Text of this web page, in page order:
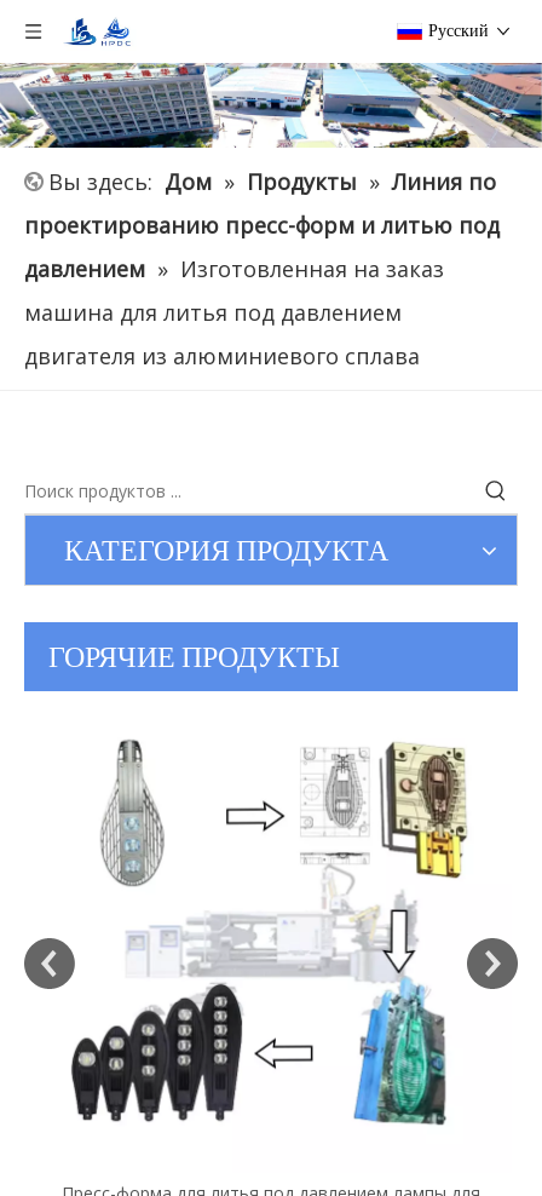
Pусский
Вы здесь: Дом » Продукты » Линия по
проектированию пресс-форм и литью под
давлением » Изготовленная на заказ
машина для литья под давлением
двигателя из алюминиевого сплава
КАТЕГОРИЯ ПРОДУКТА
ГОРЯЧИЕ ПРОДУКТЫ